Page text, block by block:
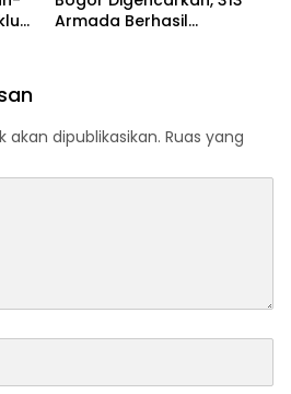
Armada Berhasil
dipublikasikan. Ruas yang